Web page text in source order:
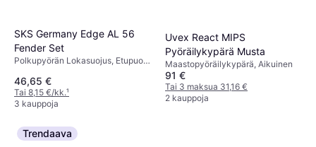
SKS Germany Edge AL 56
Fender Set
Polkupyörän Lokasuojus, Etupuoli,
46,65 €
Tai 8,15 €/kk.¹
3 kauppoja
Uvex React MIPS
Pyöräilykypärä Musta
Maastopyöräilykypärä, Aikuinen
91 €
Tai 3 maksua 31,16 €
2 kauppoja
Trendaava